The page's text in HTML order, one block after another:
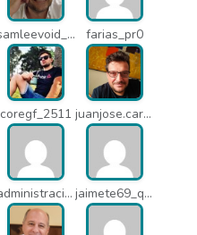
samleevoid_n58 farias_pr0
coregf_2511 juanjose.carmona_182
administracion_q24 jaimete69_q26